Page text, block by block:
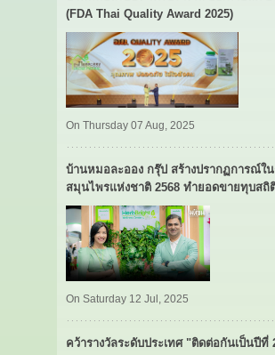
(FDA Thai Quality Award 2025)
On Thursday 07 Aug, 2025
บ้านหมอละออง กรุ๊ป สร้างปรากฏการณ์ใ
สมุนไพรแห่งชาติ 2568 ทำยอดขายทุบสถิ
On Saturday 12 Jul, 2025
คว้ารางวัลระดับประเทศ "ติดต่อกันเป็นปีที่